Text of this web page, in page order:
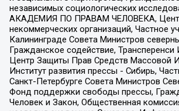
независимых социологических
АКАДЕМИЯ ПО ПРАВАМ ЧЕЛОВЕКА,
некоммерческих организаций, Частное
Калининграде Совета Министров
Гражданское содействие, Трансперенси
Центр Защиты Прав Средств Массовой
Институт развития прессы - Сибирь,
Санкт-Петербурге Совета Министров
Фонд поддержки свободы прессы,
Человек и Закон, Общественная